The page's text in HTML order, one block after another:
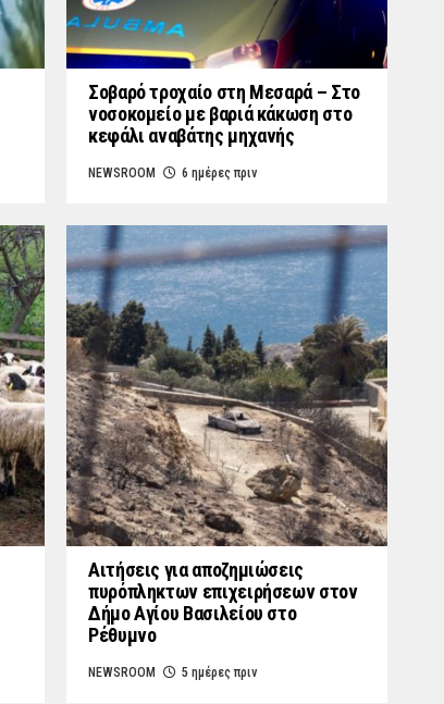
Σοβαρό τροχαίο στη Μεσαρά – Στο
νοσοκομείο με βαριά κάκωση στο
κεφάλι αναβάτης μηχανής
NEWSROOM 6 ημέρες πριν
Αιτήσεις για αποζημιώσεις
πυρόπληκτων επιχειρήσεων στον
Δήμο Αγίου Βασιλείου στο
Ρέθυμνο
NEWSROOM 5 ημέρες πριν